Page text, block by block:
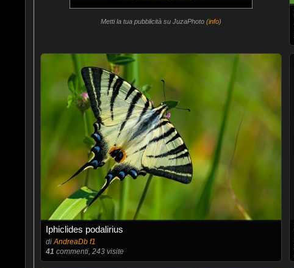
Metti la tua pubblicità su JuzaPhoto (info)
Iphiclides podalirius
diAndreaDb f1
41 commenti, 243 visite